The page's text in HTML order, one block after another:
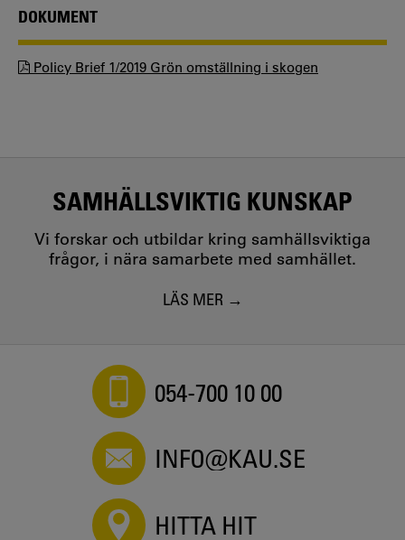
DOKUMENT
Policy Brief 1/2019 Grön omställning i skogen
SAMHÄLLSVIKTIG KUNSKAP
Vi forskar och utbildar kring samhällsviktiga
frågor, i nära samarbete med samhället.
LÄS MER
054-700 10 00
INFO@KAU.SE
HITTA HIT